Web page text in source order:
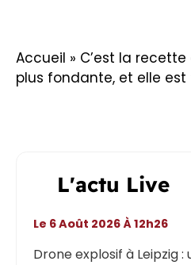
Accueil » C’est la
plus fondante, et elle
L'actu Live
Drone explosif à Leipzig
Le 6 Août 2026 À 12h26